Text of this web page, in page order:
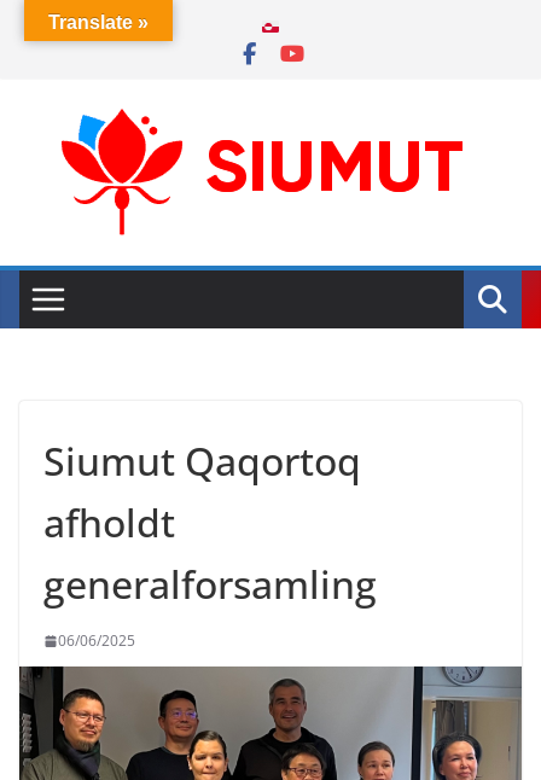
Siumut Qaqortoq
afholdt
generalforsamling
06/06/2025
Translate »